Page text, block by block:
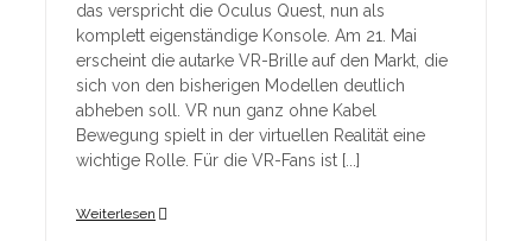
das verspricht die Oculus Quest, nun als
komplett eigenständige Konsole. Am 21. Mai
erscheint die autarke VR-Brille auf den Markt, die
sich von den bisherigen Modellen deutlich
abheben soll. VR nun ganz ohne Kabel
Bewegung spielt in der virtuellen Realität eine
wichtige Rolle. Für die VR-Fans ist [...]
Weiterlesen